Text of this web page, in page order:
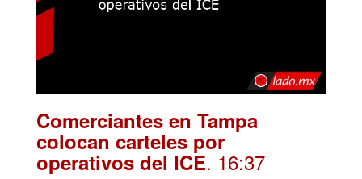
Comerciantes en Tampa
colocan carteles por
operativos del ICE. 16:37